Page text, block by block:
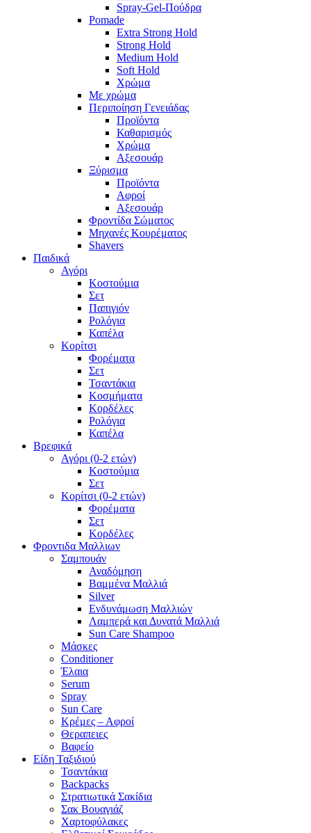
Spray-Gel-Πούδρα
Pomade
Extra Strong Hold
Strong Hold
Medium Hold
Soft Hold
Χρώμα
Με χρώμα
Περιποίηση Γενειάδας
Προϊόντα
Καθαρισμός
Χρώμα
Αξεσουάρ
Ξύρισμα
Προϊόντα
Αφροί
Αξεσουάρ
Φροντίδα Σώματος
Μηχανές Κουρέματος
Shavers
Παιδικά
Αγόρι
Κοστούμια
Σετ
Παπιγιόν
Ρολόγια
Καπέλα
Κορίτσι
Φορέματα
Σετ
Τσαντάκια
Κοσμήματα
Κορδέλες
Ρολόγια
Καπέλα
Βρεφικά
Αγόρι (0-2 ετών)
Κοστούμια
Σετ
Κορίτσι (0-2 ετών)
Φορέματα
Σετ
Κορδέλες
Φροντιδα Μαλλιων
Σαμπουάν
Αναδόμηση
Βαμμένα Μαλλιά
Silver
Ενδυνάμωση Μαλλιών
Λαμπερά και Δυνατά Μαλλιά
Sun Care Shampoo
Μάσκες
Conditioner
Έλαια
Serum
Spray
Sun Care
Κρέμες – Αφροί
Θεραπειες
Βαφείο
Είδη Ταξιδιού
Τσαντάκια
Backpacks
Στρατιωτικά Σακίδια
Σακ Βουαγιάζ
Χαρτοφύλακες